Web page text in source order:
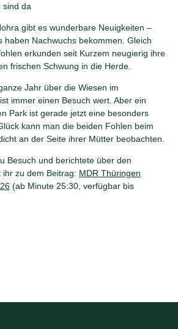
sind da
gibt es wunderbare Neuigkeiten –
haben Nachwuchs bekommen. Gleich
erkunden seit Kurzem neugierig ihre
frischen Schwung in die Herde.
Jahr über die Wiesen im
immer einen Besuch wert. Aber ein
Park ist gerade jetzt eine besonders
kann man die beiden Fohlen beim
an der Seite ihrer Mütter beobachten.
Besuch und berichtete über den
zu dem Beitrag: MDR Thüringen
(ab Minute 25:30, verfügbar bis